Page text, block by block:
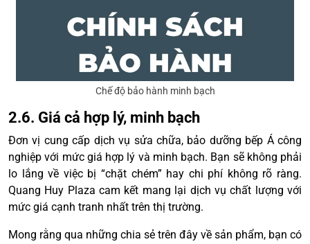
Chế độ bảo hành minh bạch
2.6. Giá cả hợp lý, minh bạch
Đơn vị cung cấp dịch vụ sửa chữa, bảo dưỡng bếp Á công
nghiệp với mức giá hợp lý và minh bạch. Bạn sẽ không phải
lo lắng về việc bị “chặt chém” hay chi phí không rõ ràng.
Quang Huy Plaza cam kết mang lại dịch vụ chất lượng với
mức giá cạnh tranh nhất trên thị trường.
Mong rằng qua những chia sẻ trên đây về sản phẩm, bạn có